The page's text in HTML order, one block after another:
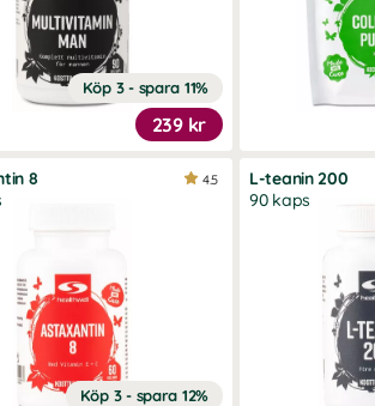
Köp 3 - spara 11%
239 kr
8
Köp 3 - spara 12%
4.5
L-teanin 200
90 kaps